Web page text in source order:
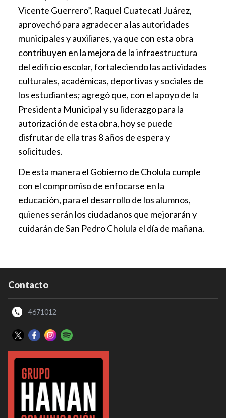
Vicente Guerrero”, Raquel Cuatecatl Juárez,
aprovechó para agradecer a las autoridades
municipales y auxiliares, ya que con esta obra
contribuyen en la mejora de la infraestructura
del edificio escolar, fortaleciendo las actividades
culturales, académicas, deportivas y sociales de
los estudiantes; agregó que, con el apoyo de la
Presidenta Municipal y su liderazgo para la
autorización de esta obra, hoy se puede
disfrutar de ella tras 8 años de espera y
solicitudes.
De esta manera el Gobierno de Cholula cumple
con el compromiso de enfocarse en la
educación, para el desarrollo de los alumnos,
quienes serán los ciudadanos que mejorarán y
cuidarán de San Pedro Cholula el día de mañana.
Contacto
4671012